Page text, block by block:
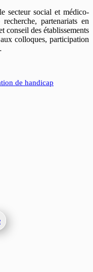
secteur social et médico-
partenariats en
conseil des établissements
colloques, participation
de handicap